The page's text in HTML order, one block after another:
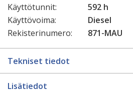
Käyttötunnit:
592 h
Käyttövoima:
Diesel
Rekisterinumero:
871-MAU
Tekniset tiedot
Lisätiedot